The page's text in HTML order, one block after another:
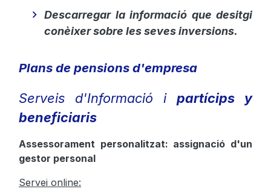
Descarregar la informació que desitgi
conèixer sobre les seves inversions.
Plans de pensions d'empresa
Serveis d'Informació i partícips y
beneficiaris
Assessorament personalitzat: assignació d'un
gestor personal
Servei online: